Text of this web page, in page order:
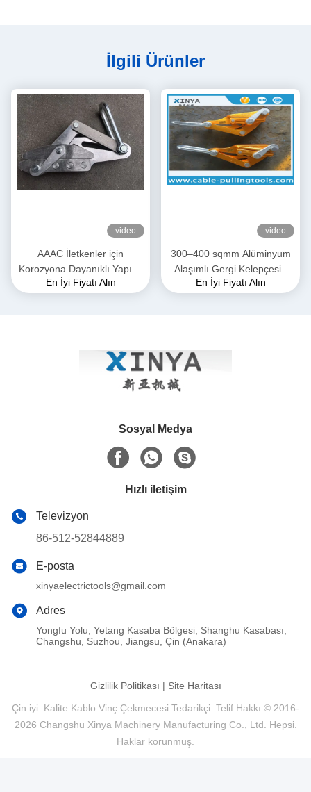
İlgili Ürünler
video
AAAC İletkenler için
Korozyona Dayanıklı Yapıya
Sahip 28mm Maksimum
En İyi Fiyatı Alın
video
300–400 sqmm Alüminyum
Alaşımlı Gergi Kelepçesi |
ACSR & AAAC İletkenler için
En İyi Fiyatı Alın
Sosyal Medya
Hızlı iletişim
Televizyon
86-512-52844889
E-posta
xinyaelectrictools@gmail.com
Adres
Yongfu Yolu, Yetang Kasaba Bölgesi, Shanghu Kasabası,
Changshu, Suzhou, Jiangsu, Çin (Anakara)
Gizlilik Politikası | Site Haritası
Çin iyi. Kalite Kablo Vinç Çekmecesi Tedarikçi. Telif Hakkı © 2016-
2026 Changshu Xinya Machinery Manufacturing Co., Ltd. Hepsi.
Haklar korunmuş.